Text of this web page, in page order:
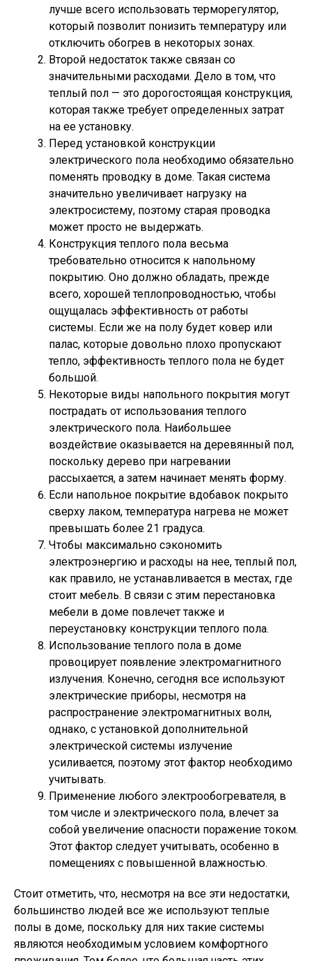
лучше всего использовать терморегулятор,
который позволит понизить температуру или
отключить обогрев в некоторых зонах.
Второй недостаток также связан со
значительными расходами. Дело в том, что
теплый пол — это дорогостоящая конструкция,
которая также требует определенных затрат
на ее установку.
Перед установкой конструкции
электрического пола необходимо обязательно
поменять проводку в доме. Такая система
значительно увеличивает нагрузку на
электросистему, поэтому старая проводка
может просто не выдержать.
Конструкция теплого пола весьма
требовательно относится к напольному
покрытию. Оно должно обладать, прежде
всего, хорошей теплопроводностью, чтобы
ощущалась эффективность от работы
системы. Если же на полу будет ковер или
палас, которые довольно плохо пропускают
тепло, эффективность теплого пола не будет
большой.
Некоторые виды напольного покрытия могут
пострадать от использования теплого
электрического пола. Наибольшее
воздействие оказывается на деревянный пол,
поскольку дерево при нагревании
рассыхается, а затем начинает менять форму.
Если напольное покрытие вдобавок покрыто
сверху лаком, температура нагрева не может
превышать более 21 градуса.
Чтобы максимально сэкономить
электроэнергию и расходы на нее, теплый пол,
как правило, не устанавливается в местах, где
стоит мебель. В связи с этим перестановка
мебели в доме повлечет также и
переустановку конструкции теплого пола.
Использование теплого пола в доме
провоцирует появление электромагнитного
излучения. Конечно, сегодня все используют
электрические приборы, несмотря на
распространение электромагнитных волн,
однако, с установкой дополнительной
электрической системы излучение
усиливается, поэтому этот фактор необходимо
учитывать.
Применение любого электрообогревателя, в
том числе и электрического пола, влечет за
собой увеличение опасности поражение током.
Этот фактор следует учитывать, особенно в
помещениях с повышенной влажностью.
Стоит отметить, что, несмотря на все эти недостатки,
большинство людей все же используют теплые
полы в доме, поскольку для них такие системы
являются необходимым условием комфортного